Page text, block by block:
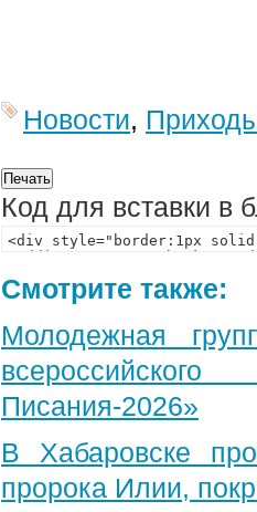
Новости,
Код для вставки в
Смотрите также:
Молодежная
Писания-2026»
В Хабаровске
пророка Илии,